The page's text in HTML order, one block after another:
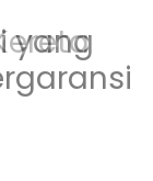
yang